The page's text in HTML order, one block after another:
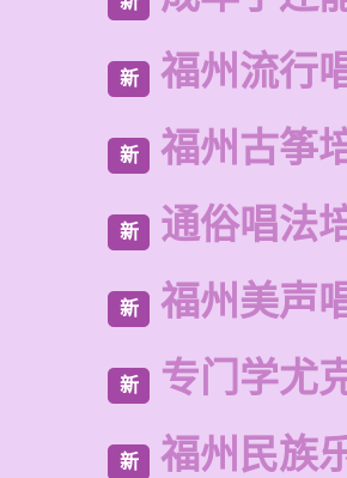
新 福州流行
新 福州古筝
新 通俗唱法
新 福州美声
新 专门学尤
新 福州民族